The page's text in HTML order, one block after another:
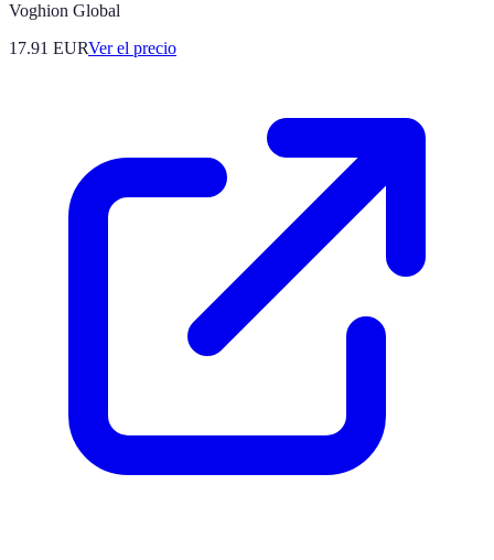
Voghion Global
17.91 EURVer el precio